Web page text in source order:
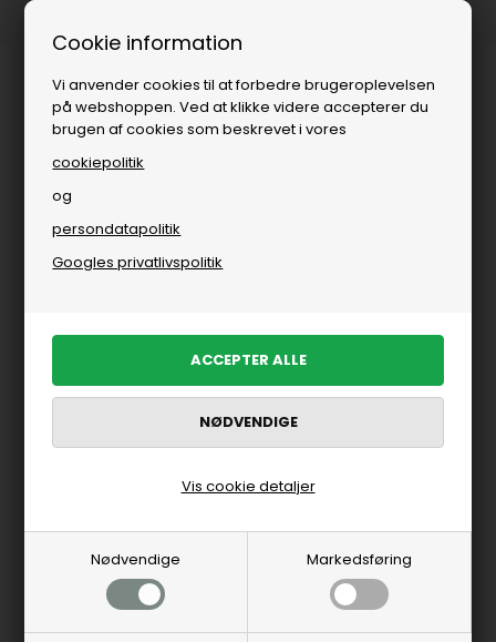
Cookie information
Vi anvender cookies til at forbedre brugeroplevelsen
på webshoppen. Ved at klikke videre accepterer du
brugen af cookies som beskrevet i vores
cookiepolitik
og
persondatapolitik
Googles privatlivspolitik
Nødvendige Markedsføring
Vis cookie detaljer